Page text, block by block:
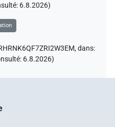
6.8.2026)
dans:
: 6.8.2026)